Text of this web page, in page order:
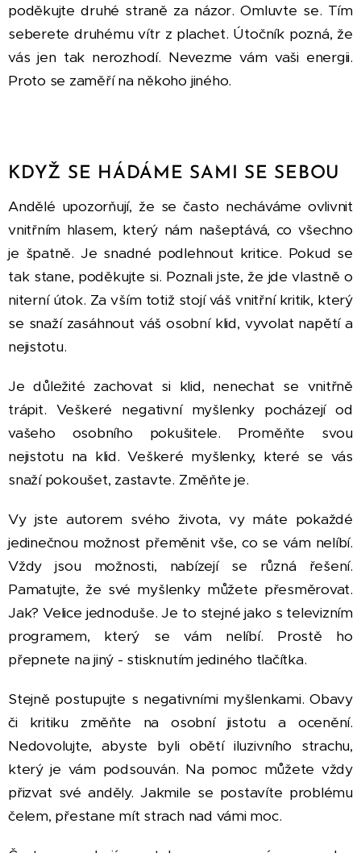
poděkujte druhé straně za názor. Omluvte se. Tím
seberete druhému vítr z plachet. Útočník pozná, že
vás jen tak nerozhodí. Nevezme vám vaši energii.
Proto se zaměří na někoho jiného.
KDYŽ SE HÁDÁME SAMI SE SEBOU
Andělé upozorňují, že se často necháváme ovlivnit
vnitřním hlasem, který nám našeptává, co všechno
je špatně. Je snadné podlehnout kritice. Pokud se
tak stane, poděkujte si. Poznali jste, že jde vlastně o
niterní útok. Za vším totiž stojí váš vnitřní kritik, který
se snaží zasáhnout váš osobní klid, vyvolat napětí a
nejistotu.
Je důležité zachovat si klid, nenechat se vnitřně
trápit. Veškeré negativní myšlenky pocházejí od
vašeho osobního pokušitele. Proměňte svou
nejistotu na klid. Veškeré myšlenky, které se vás
snaží pokoušet, zastavte. Změňte je.
Vy jste autorem svého života, vy máte pokaždé
jedinečnou možnost přeměnit vše, co se vám nelíbí.
Vždy jsou možnosti, nabízejí se různá řešení.
Pamatujte, že své myšlenky můžete přesměrovat.
Jak? Velice jednoduše. Je to stejné jako s televizním
programem, který se vám nelíbí. Prostě ho
přepnete na jiný - stisknutím jediného tlačítka.
Stejně postupujte s negativními myšlenkami. Obavy
či kritiku změňte na osobní jistotu a ocenění.
Nedovolujte, abyste byli obětí iluzivního strachu,
který je vám podsouván. Na pomoc můžete vždy
přizvat své anděly. Jakmile se postavíte problému
čelem, přestane mít strach nad vámi moc.